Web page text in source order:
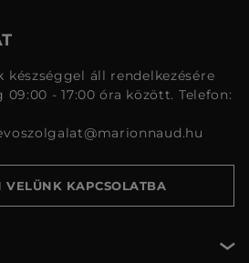
készséggel áll rendelkezésére
- 17:00 óra között. Telefon:
VELÜNK KAPCSOLATBA